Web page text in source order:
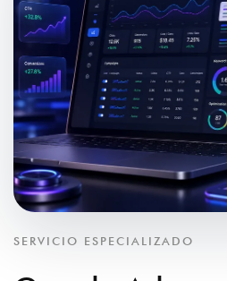
SERVICIO ESPECIALIZADO